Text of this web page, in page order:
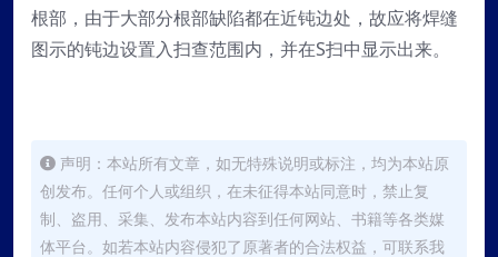
根部，由于大部分根部缺陷都在近钝边处，故应将焊缝
图示的钝边设置入扫查范围内，并在S扫中显示出来。
声明：本站所有文章，如无特殊说明或标注，均为本站原
创发布。任何个人或组织，在未征得本站同意时，禁止复
制、盗用、采集、发布本站内容到任何网站、书籍等各类媒
体平台。如若本站内容侵犯了原著者的合法权益，可联系我